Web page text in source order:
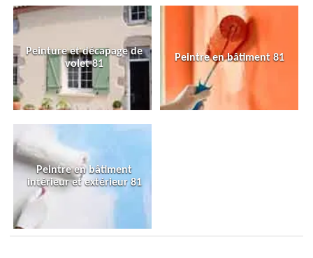
Peinture et décapage de
volet 81
Peintre en bâtiment 81
Peintre en bâtiment
intérieur et extérieur 81